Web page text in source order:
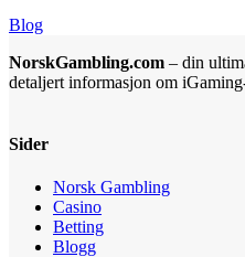
Blog
NorskGambling.com – din
detaljert informasjon om
Sider
Norsk Gambling
Casino
Betting
Blogg